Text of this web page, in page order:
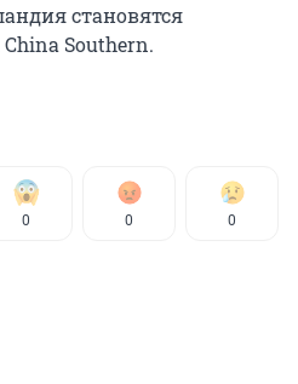
становятся
Southern.
0 0 0